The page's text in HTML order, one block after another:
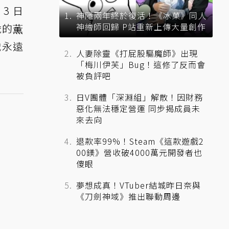
日
薫
遠
神隱兩年終於復活！《冰菓》同人
神繪師回歸 P站重新上傳大量創作
人妻除靈《打屁股驅魔師》出現
「梅川伊芙」Bug！這修了反而會
被負評吧
日V團體「深淵組」解散！因財務
惡化無法穩定營運 同步揭成員未
來去向
退款率99%！Steam《這款遊戲2
00鎂》營收破4000萬元開發者也
傻眼
夢想成真！VTuber結城昨日奈與
《刀劍神域》推出聯動周邊